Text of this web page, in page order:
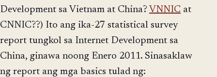
Development sa Vietnam at China? VNNIC at
CNNIC??) Ito ang ika-27 statistical survey
report tungkol sa Internet Development sa
China, ginawa noong Enero 2011. Sinasaklaw
ng report ang mga basics tulad ng: